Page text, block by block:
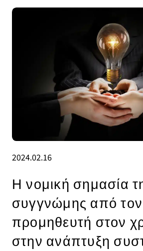
2024.02.16
Η νομική σημασία
συγγνώμης από τον
προμηθευτή στον
στην ανάπτυξη